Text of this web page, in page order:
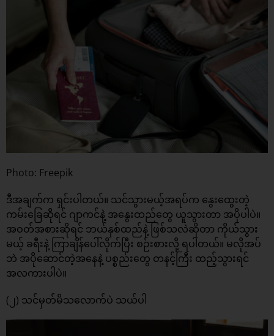
Photo: Freepik
ဒီအချက်က ရှင်းပါတယ်။ သင်သွားမယ့်အရပ်က နွေးထွေးတဲ့
ကမ်းခြေဆိုရင် ဂျာကင်နဲ့ အနွေးထည်တွေ ယူသွားတာ အပိုပါပဲ။
အဝတ်အစားဆိုရင် ဘယ်နှစ်ထည်နဲ့ ဖြစ်သလဲဆိုတာ ကိုယ်သွား
မယ့် ခရီးနဲ့ ကြာချိန်ပေါ်လိုက်ပြီး စဉ်းစားလို့ ရပါတယ်။ မလိုအပ်
ဘဲ အပိုဆောင်တဲ့အနေနဲ့ ပစ္စည်းတွေ တနင့်ကြီး ထည့်သွားရင်
အလကားပါပဲ။
(၂) သင်မှတ်မိသလောက်ပဲ သယ်ပါ